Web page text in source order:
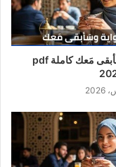
رواية وسَأبقى مَعك كاملة pdf